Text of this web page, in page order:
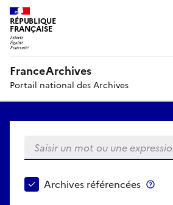
RÉPUBLIQUE
FRANÇAISE
FranceArchives
Portail national des Archives
Saisir un mot ou une expression
Choisir le périmètre de recherche
Archives référencées